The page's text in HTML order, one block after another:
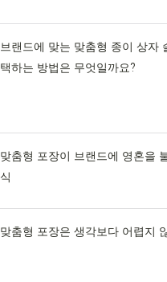
브랜드에 맞는 맞춤형 종이 상자
택하는 방법은 무엇일까요?
맞춤형 포장이 브랜드에 영혼을
식
맞춤형 포장은 생각보다 어렵지